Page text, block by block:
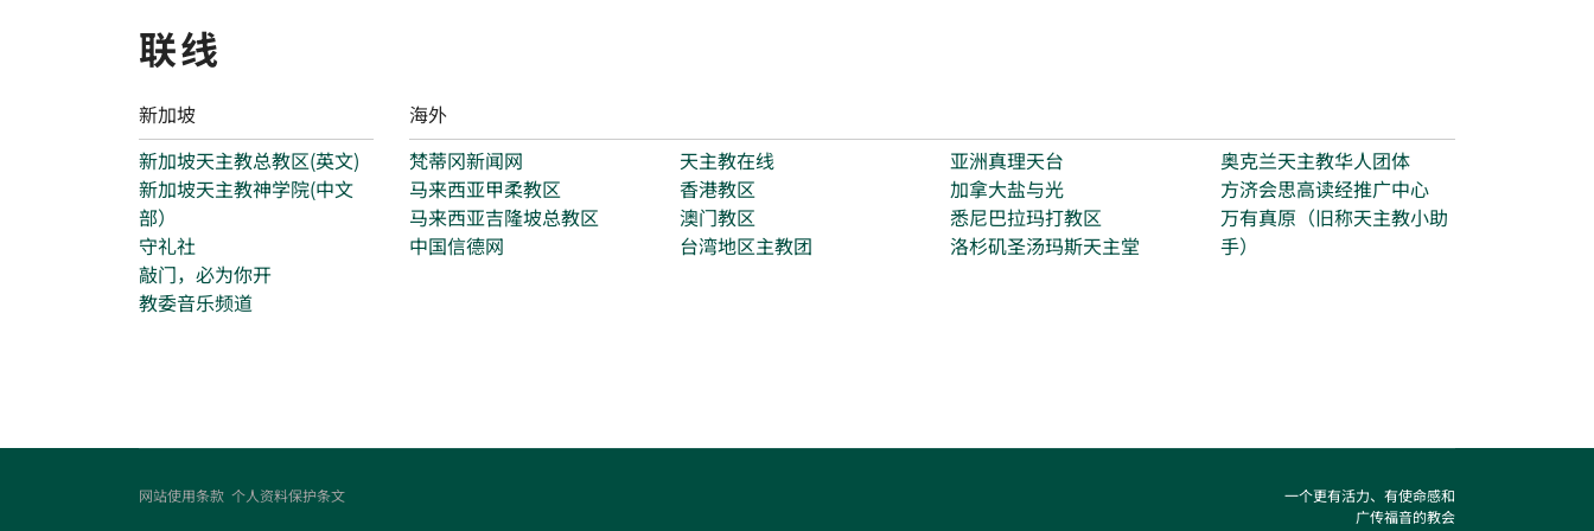
联线
新加坡
新加坡天主教总教区(英文)
新加坡天主教神学院(中文
部）
守礼社
敲门，必为你开
教委音乐频道
海外
梵蒂冈新闻网
马来西亚甲柔教区
马来西亚吉隆坡总教区
中国信德网
天主教在线
香港教区
澳门教区
台湾地区主教团
亚洲真理天台
加拿大盐与光
悉尼巴拉玛打教区
洛杉矶圣汤玛斯天主堂
奥克兰天主教华人团体
方济会思高读经推广中心
万有真原（旧称天主教小助
手）
网站使用条款 个人资料保护条文
一个更有活力、有使命感和
广传福音的教会